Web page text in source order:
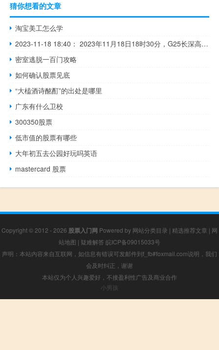
猜你想看的文章
淘宝美工怎么学
2023-11-18 18:40： 2023年11月18日18时30分，G25长深高速无锡段由杭州往连云港方向K2181+200至K2181+000离丁山1公里附近施工结束。2023年11月18日18时，G2503南京绕城高速东北段由南京四桥往南京三桥方向134K至133K花旗营收费站附近施工结束。 ​​​
密室逃脱一百门攻略
如何确认股票见底
“大榼酒诗酩酊”的出处是哪里
广东有什么卫校
300350股票
低市值的股票有哪些
大年初五去公园好玩吗英语
mastercard 股票
Copyright © 2012 - 2026 股票入门网 Powered by 网站分类目录 | 精选推荐文章 | 网
站地图 | 疑难解答 皖ICP备09015033号
声明：本站内容来自互联网，如信息有错误可发邮件到f_fb#foxmail.com说明，我们
会及时纠正，谢谢
本站仅为个人兴趣爱好，不接盈利性广告及商业合作
小男孩